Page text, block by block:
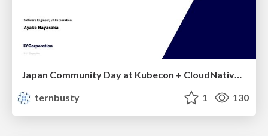
Japan Community Day at Kubecon + CloudNativeCon Japan 2026: Learning Container Privilege Control by Building My Own Low-Level Container Runtime
ternbusty
1 130